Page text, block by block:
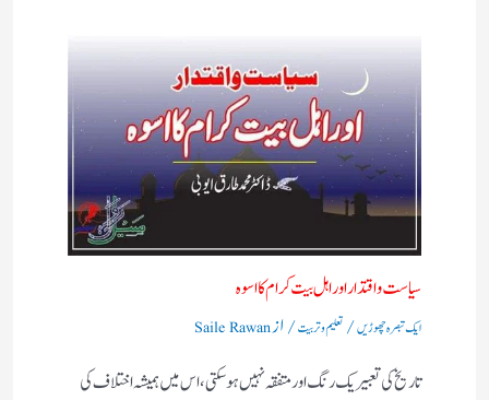
سیاست واقتدار اور اہل بیت کرام کا اسوہ
ایک تبصرہ چھوڑیں/ تعلیم و تربیت/ ازSaile Rawan
تاریخ کی تعبیر یک رنگ اور متفقہ نہیں ہو سکتی، اس میں ہمیشہ اختلاف کی